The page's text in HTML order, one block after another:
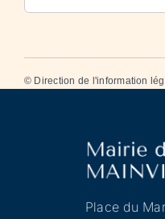
© Direction de l'information
Place du